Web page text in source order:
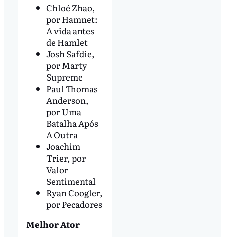
Chloé Zhao,
por Hamnet:
A vida antes
de Hamlet
Josh Safdie,
por Marty
Supreme
Paul Thomas
Anderson,
por Uma
Batalha Após
A Outra
Joachim
Trier, por
Valor
Sentimental
Ryan Coogler,
por Pecadores
Melhor Ator